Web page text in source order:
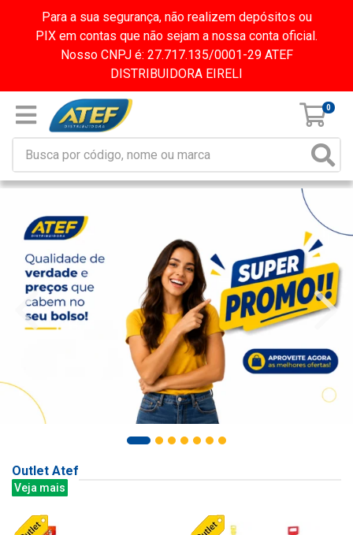
Para a sua segurança, não realizem depósitos ou
PIX em contas que não sejam a nossa conta oficial.
Nosso CNPJ é: 27.717.135/0001-29 ATEF
DISTRIBUIDORA EIRELI
0
Outlet Atef
Veja mais